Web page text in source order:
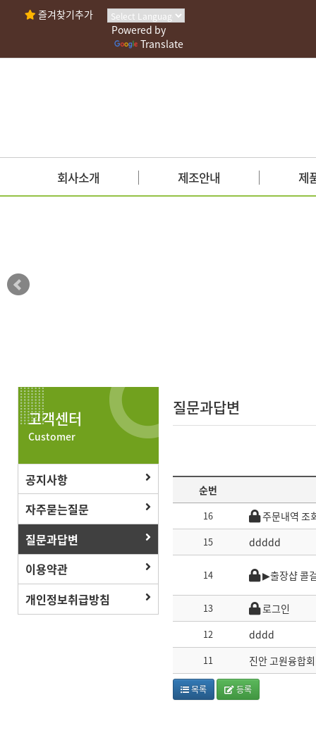
Powered by
Translate
즐겨찾기추가
회사소개 제조안내 제
고객센터
Customer
공지사항
자주묻는질문
질문과답변
이용약관
개인정보취급방침
질문과답변
순번
16 주문내역 조
15 ddddd
14 ▶출장샵 콜
13 로그인
12 dddd
11 진안 고원융합
목록 등록